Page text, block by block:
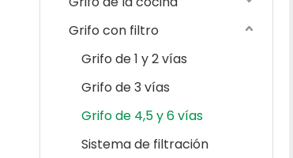
Grifo con filtro
Grifo de 1 y 2 vías
Grifo de 3 vías
Grifo de 4,5 y 6 vías
Sistema de filtración